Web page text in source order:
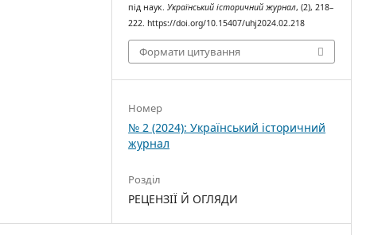
під наук.Український історичний журнал, (2), 218–
222. https://doi.org/10.15407/uhj2024.02.218
Формати цитування
Номер
№ 2 (2024): Український історичний
журнал
Розділ
РЕЦЕНЗІЇ Й ОГЛЯДИ